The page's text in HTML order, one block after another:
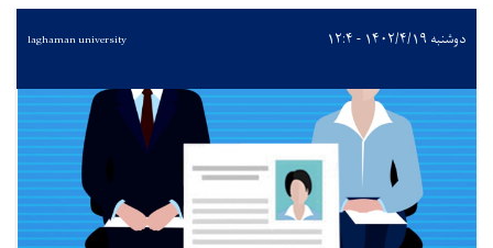
دوشنبه ۱۴۰۲/۴/۱۹ - ۱۲:۴ laghaman university